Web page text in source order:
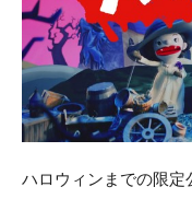
ハロウィンまでの限